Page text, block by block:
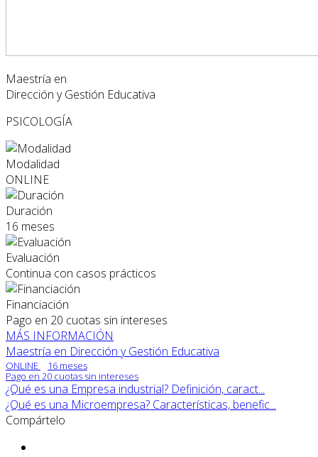
Maestría en
Dirección y Gestión Educativa
PSICOLOGÍA
Modalidad
ONLINE
Duración
16 meses
Evaluación
Continua con casos prácticos
Financiación
Pago en 20 cuotas sin intereses
MÁS INFORMACIÓN
Maestría en Dirección y Gestión Educativa
ONLINE
16 meses
Pago en 20 cuotas sin intereses
¿Qué es una Empresa industrial? Definición, caract...
¿Qué es una Microempresa? Características, benefic...
Compártelo